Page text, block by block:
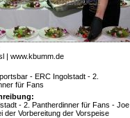
| www.kbumm.de
- ERC Ingolstadt - 2.
für Fans
- 2. Pantherdinner für Fans - Joe
der Vorbereitung der Vorspeise